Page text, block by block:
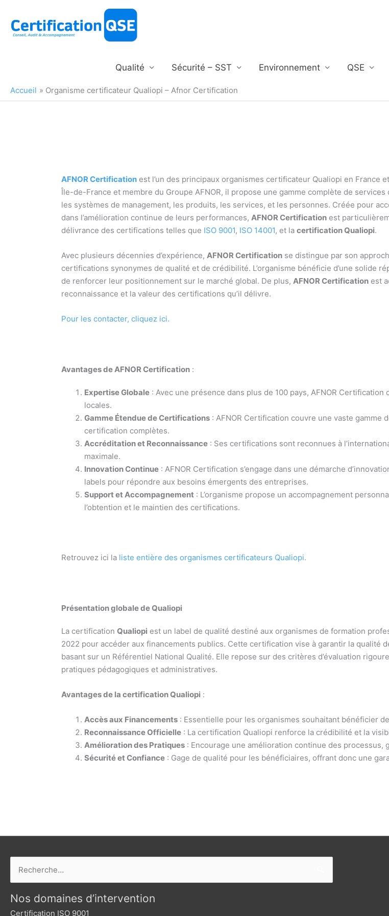
contenu
Qualité Sécurité – SST Environnement QSE
Accueil Organisme certificateur Qualiopi – Afnor Certification
AFNOR Certification est l’un des principaux organismes certificateur Qualiopi en France
Île-de-France et membre du Groupe AFNOR, il propose une gamme complète de
les systèmes de management, les produits, les services, et les personnes. Créée pour
dans l’amélioration continue de leurs performances,AFNOR Certification est
délivrance des certifications telles que ISO 9001, ISO 14001, et lacertification Qualiopi.
Avec plusieurs décennies d’expérience,AFNOR Certification se distingue par son
certifications synonymes de qualité et de crédibilité. L’organisme bénéficie d’une solide
de renforcer leur positionnement sur le marché global. De plus,AFNOR Certification est
reconnaissance et la valeur des certifications qu’il délivre.
Pour les contacter, cliquez ici.
Avantages de AFNOR Certification :
Expertise Globale : Avec une présence dans plus de 100 pays, AFNOR
locales.
Gamme Étendue de Certifications : AFNOR Certification couvre une vaste
certification complètes.
Accréditation et Reconnaissance : Ses certifications sont reconnues à
maximale.
Innovation Continue : AFNOR Certification s’engage dans une démarche
labels pour répondre aux besoins émergents des entreprises.
Support et Accompagnement : L’organisme propose un accompagnement
l’obtention et le maintien des certifications.
Retrouvez ici la liste entière des organismes certificateurs Qualiopi.
Présentation globale de Qualiopi
La certificationQualiopi est un label de qualité destiné aux organismes de formation
2022 pour accéder aux financements publics. Cette certification vise à garantir la qualité
basant sur un Référentiel National Qualité. Elle repose sur des critères d’évaluation
pratiques pédagogiques et administratives.
Avantages de la certification Qualiopi :
Accès aux Financements : Essentielle pour les organismes souhaitant bénéficier
Reconnaissance Officielle : La certification Qualiopi renforce la crédibilité et la
Amélioration des Pratiques : Encourage une amélioration continue des processus,
Sécurité et Confiance : Gage de qualité pour les bénéficiaires, offrant donc une
Nos domaines d’intervention
Certification ISO 9001